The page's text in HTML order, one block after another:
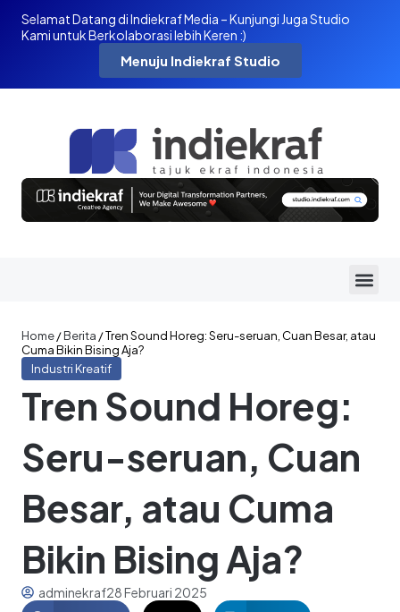
Selamat Datang di Indiekraf Media – Kunjungi Juga Studio
Kami untuk Berkolaborasi lebih Keren :)
Menuju Indiekraf Studio
Home/Berita /Tren Sound Horeg: Seru-seruan, Cuan Besar, atau
Cuma Bikin Bising Aja?
Industri Kreatif
Tren Sound Horeg:
Seru-seruan, Cuan
Besar, atau Cuma
Bikin Bising Aja?
adminekraf28 Februari 2025